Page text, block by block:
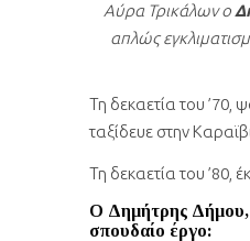
Αύρα Τρικάλων ο
απλώς
Τη δεκαετία του
ταξίδευε στην
Τη δεκαετία του ’80,
Ο Δημήτρης Δήμου,
σπουδαίο έργο: